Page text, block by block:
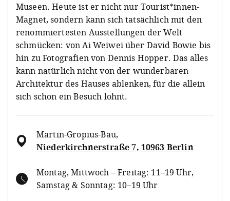
Museen. Heute ist er nicht nur Tourist*innen-
Magnet, sondern kann sich tatsächlich mit den
renommiertesten Ausstellungen der Welt
schmücken: von Ai Weiwei über David Bowie bis
hin zu Fotografien von Dennis Hopper. Das alles
kann natürlich nicht von der wunderbaren
Architektur des Hauses ablenken, für die allein
sich schon ein Besuch lohnt.
Martin-Gropius-Bau,
Niederkirchnerstraße 7, 10963 Berlin
Montag, Mittwoch – Freitag: 11–19 Uhr,
Samstag & Sonntag: 10–19 Uhr